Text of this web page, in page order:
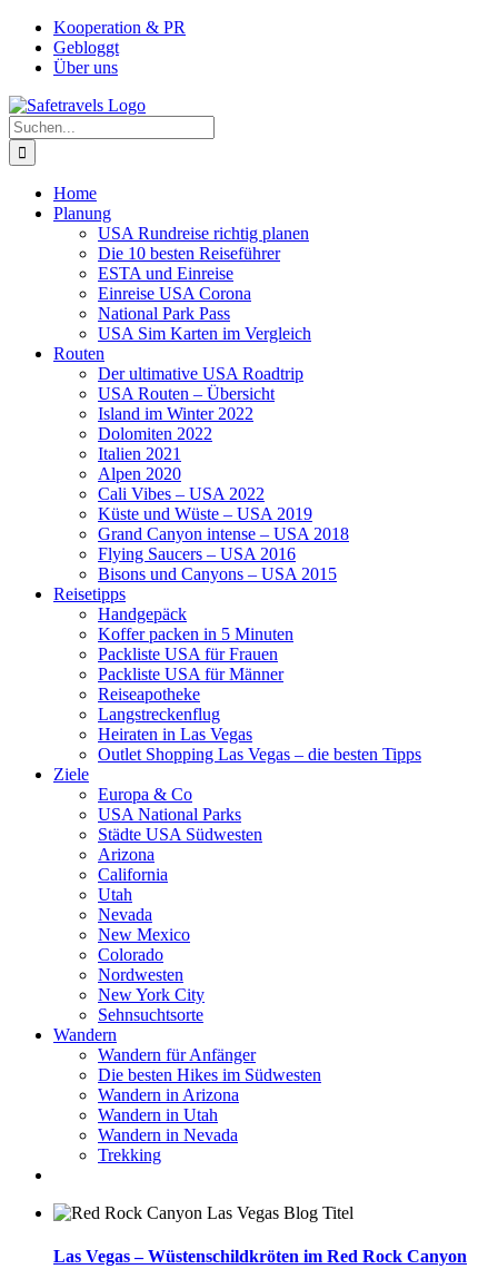
Zum
Inhalt
springen
Facebook
Instagram
YouTube
PinterestKooperation & PR
Gebloggt
Über uns
Suche
nach:
Home
Planung
USA Rundreise richtig planen
Die 10 besten Reiseführer
ESTA und Einreise
Einreise USA Corona
National Park Pass
USA Sim Karten im Vergleich
Routen
Der ultimative USA Roadtrip
USA Routen – Übersicht
Island im Winter 2022
Dolomiten 2022
Italien 2021
Alpen 2020
Cali Vibes – USA 2022
Küste und Wüste – USA 2019
Grand Canyon intense – USA 2018
Flying Saucers – USA 2016
Bisons und Canyons – USA 2015
Reisetipps
Handgepäck
Koffer packen in 5 Minuten
Packliste USA für Frauen
Packliste USA für Männer
Reiseapotheke
Langstreckenflug
Heiraten in Las Vegas
Outlet Shopping Las Vegas – die besten Tipps
Ziele
Europa & Co
USA National Parks
Städte USA Südwesten
Arizona
California
Utah
Nevada
New Mexico
Colorado
Nordwesten
New York City
Sehnsuchtsorte
Wandern
Wandern für Anfänger
Die besten Hikes im Südwesten
Wandern in Arizona
Wandern in Utah
Wandern in Nevada
Trekking
Las Vegas – Wüstenschildkröten im Red Rock Canyon